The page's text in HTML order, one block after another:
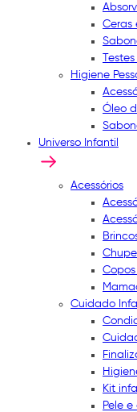
Ceras
Higiene
Óleo
Universo Infantil
Acessórios
Cuidado
Kit
Pele